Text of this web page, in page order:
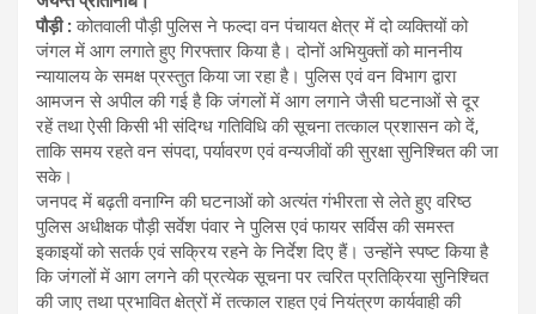
पौड़ी :कोतवाली पौड़ी पुलिस ने फल्दा वन पंचायत क्षेत्र में दो व्यक्तियों को
जंगल में आग लगाते हुए गिरफ्तार किया है। दोनों अभियुक्तों को माननीय
न्यायालय के समक्ष प्रस्तुत किया जा रहा है। पुलिस एवं वन विभाग द्वारा
आमजन से अपील की गई है कि जंगलों में आग लगाने जैसी घटनाओं से दूर
रहें तथा ऐसी किसी भी संदिग्ध गतिविधि की सूचना तत्काल प्रशासन को दें,
ताकि समय रहते वन संपदा, पर्यावरण एवं वन्यजीवों की सुरक्षा सुनिश्चित की जा
सके।
जनपद में बढ़ती वनाग्नि की घटनाओं को अत्यंत गंभीरता से लेते हुए वरिष्ठ
पुलिस अधीक्षक पौड़ी सर्वेश पंवार ने पुलिस एवं फायर सर्विस की समस्त
इकाइयों को सतर्क एवं सक्रिय रहने के निर्देश दिए हैं। उन्होंने स्पष्ट किया है
कि जंगलों में आग लगने की प्रत्येक सूचना पर त्वरित प्रतिक्रिया सुनिश्चित
की जाए तथा प्रभावित क्षेत्रों में तत्काल राहत एवं नियंत्रण कार्यवाही की